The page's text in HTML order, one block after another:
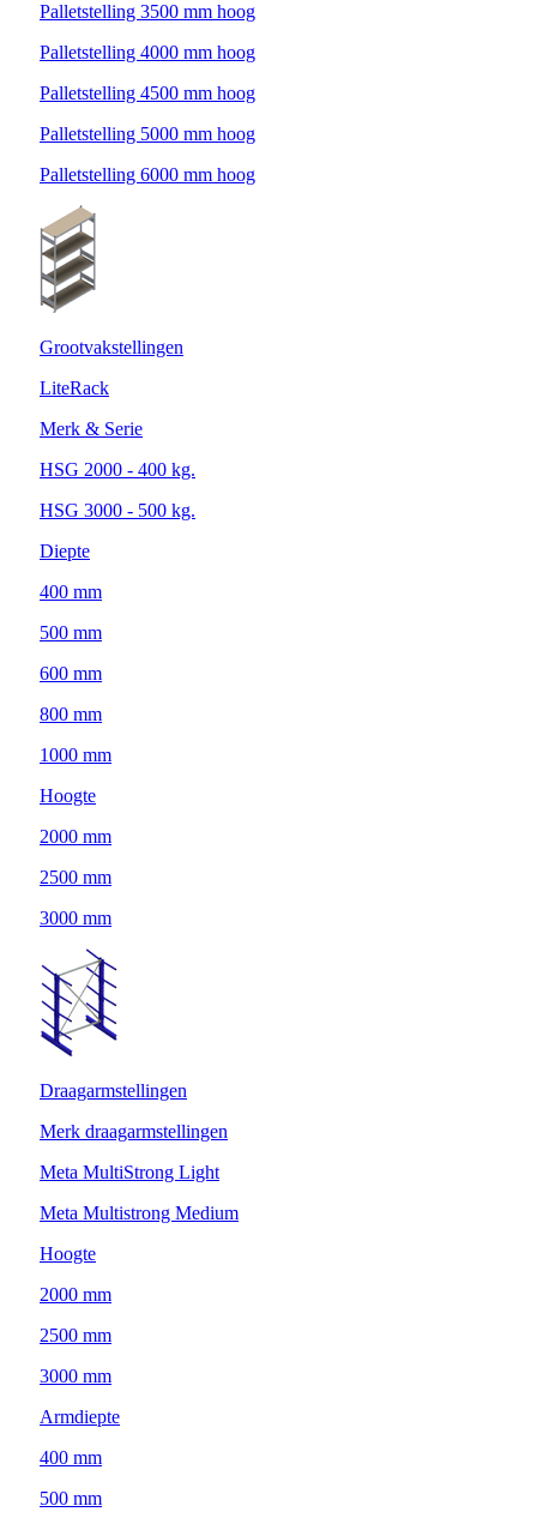
Palletstelling 3500 mm hoog
Palletstelling 4000 mm hoog
Palletstelling 4500 mm hoog
Palletstelling 5000 mm hoog
Palletstelling 6000 mm hoog
Grootvakstellingen
LiteRack
Merk & Serie
HSG 2000 - 400 kg.
HSG 3000 - 500 kg.
Diepte
400 mm
500 mm
600 mm
800 mm
1000 mm
Hoogte
2000 mm
2500 mm
3000 mm
Draagarmstellingen
Merk draagarmstellingen
Meta MultiStrong Light
Meta Multistrong Medium
Hoogte
2000 mm
2500 mm
3000 mm
Armdiepte
400 mm
500 mm